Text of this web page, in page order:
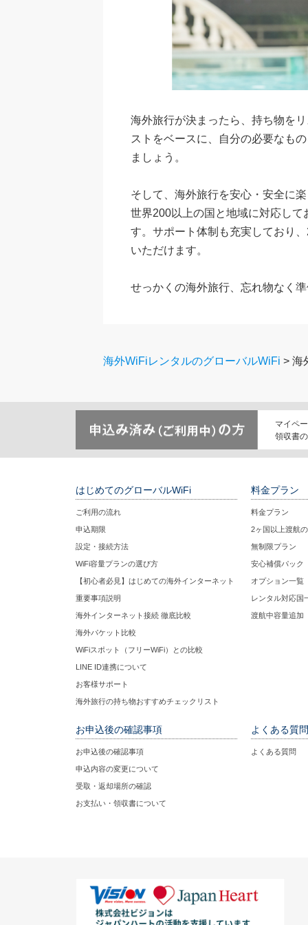
海外旅行が決まったら、持ち物を
ストをベースに、自分の必要なも
ましょう。
そして、海外旅行を安心・安全に
世界200以上の国と地域に対応し
す。サポート体制も充実しており
いただけます。
せっかくの海外旅行、忘れ物なく
海外WiFiレンタルのグローバルWiFi 海
マイペ
領収書
はじめてのグローバルWiFi
ご利用の流れ
申込期限
設定・接続方法
WiFi容量プランの選び方
【初心者必見】はじめての海外インターネット
重要事項説明
海外インターネット接続 徹底比較
海外パケット比較
WiFiスポット（フリーWiFi）との比較
LINE ID連携について
お客様サポート
海外旅行の持ち物おすすめチェックリスト
料金プラン
料金プラン
2ヶ国以上渡航
無制限プラン
安心補償パック
オプション一覧
レンタル対応国
渡航中容量追加
お申込後の確認事項
お申込後の確認事項
申込内容の変更について
受取・返却場所の確認
お支払い・領収書について
よくある質問
よくある質問